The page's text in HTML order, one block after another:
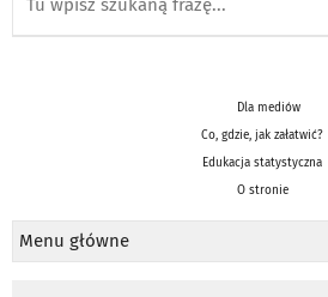
Dla mediów
Co, gdzie, jak załatwić?
Edukacja statystyczna
O stronie
Menu główne